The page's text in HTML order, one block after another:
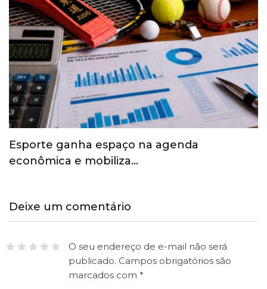
Esporte ganha espaço na agenda
econômica e mobiliza…
Deixe um comentário
O seu endereço de e-mail não será
publicado. Campos obrigatórios são
marcados com *